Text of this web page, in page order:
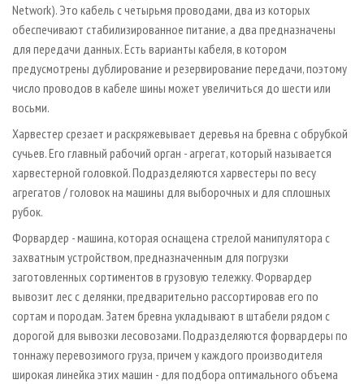
Network). Это кабель с четырьмя проводами, два из которых
обеспечивают стабилизированное питание, а два предназначены
для передачи данных. Есть варианты кабеля, в котором
предусмотрены дублирование и резервирование передачи, поэтому
число проводов в кабеле шины может увеличиться до шести или
восьми.
Харвестер срезает и раскряжевывает деревья на бревна с обрубкой
сучьев. Его главный рабочий орган - агрегат, который называется
харвестерной головкой. Подразделяются харвестеры по весу
агрегатов / головок на машины для выборочных и для сплошных
рубок.
Форвардер - машина, которая оснащена стрелой манипулятора с
захватным устройством, предназначенным для погрузки
заготовленных сортиментов в грузовую тележку. Форвардер
вывозит лес с делянки, предварительно рассортировав его по
сортам и породам. Затем бревна укладывают в штабели рядом с
дорогой для вывозки лесовозами. Подразделяются форвардеры по
тоннажу перевозимого груза, причем у каждого производителя
широкая линейка этих машин - для подбора оптимального объема